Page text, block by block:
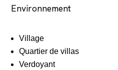
Environnement
Village
Quartier de villas
Verdoyant